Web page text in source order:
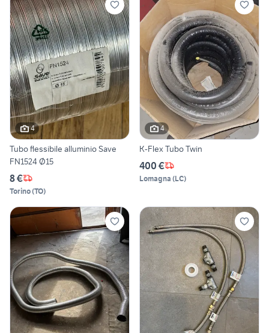
4
Tubo flessibile alluminio Save
FN1524 Ø15
8 €
Torino(TO)
4
K-Flex Tubo Twin
400 €
Lomagna (LC)